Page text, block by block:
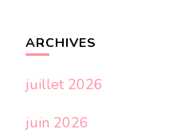
ARCHIVES
juillet 2026
juin 2026